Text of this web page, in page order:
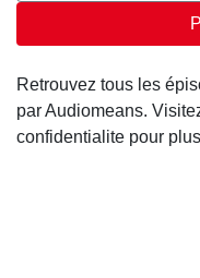
Retrouvez tous les
par Audiomeans.
confidentialite pour